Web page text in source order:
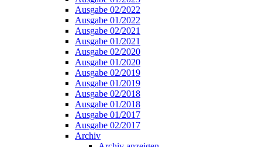
Ausgabe 02/2022
Ausgabe 01/2022
Ausgabe 02/2021
Ausgabe 01/2021
Ausgabe 02/2020
Ausgabe 01/2020
Ausgabe 02/2019
Ausgabe 01/2019
Ausgabe 02/2018
Ausgabe 01/2018
Ausgabe 01/2017
Ausgabe 02/2017
Archiv